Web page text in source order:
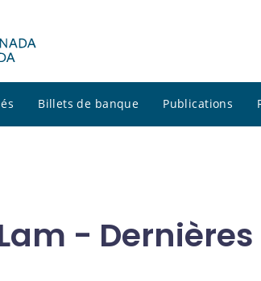
Billets de banque Publications
-